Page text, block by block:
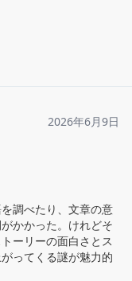
2026年6月9日
調べたり、文章の意
かかった。けれどそ
ーリーの面白さとス
ってくる謎が魅力的